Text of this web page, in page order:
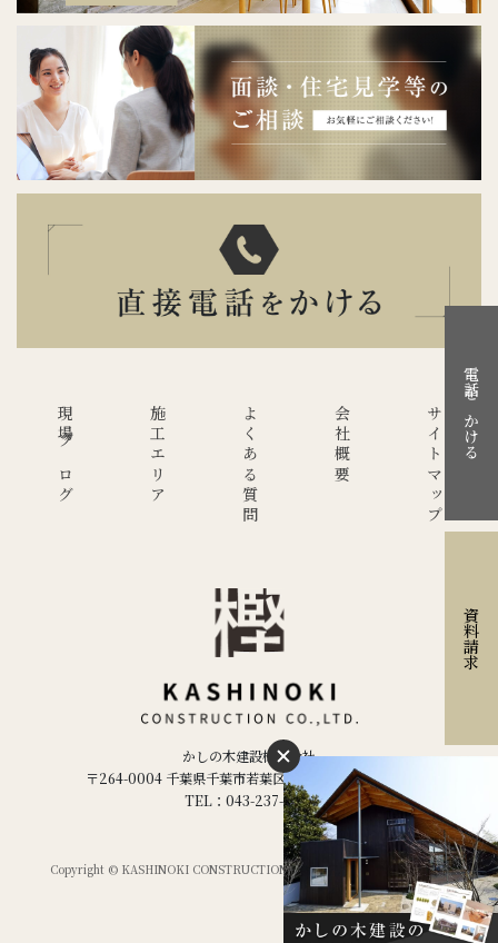
現場ブログ 施工エリア よくある質問 会社概要 サイトマップ
かしの木建設株式会社
〒264-0004 千葉県千葉市若葉区千城台西２丁目２−５
TEL：043-237-1886
Copyright © KASHINOKI CONSTRUCTION Co.ltd,. All Rights Reserved.
電話をかける
資料請求